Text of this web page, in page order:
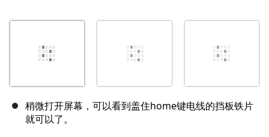
稍微打开屏幕，可以看到盖住home键电线的挡板铁片
就可以了。